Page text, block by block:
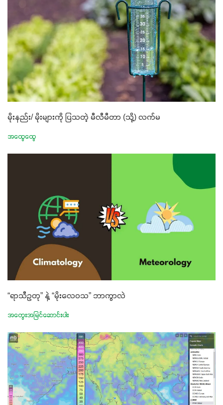
မိုးနည်း/ မိုးများကို ပြသတဲ့ မီလီမီတာ (သို့) လက်မ
အထွေထွေ
“ရာသီဥတု” နဲ့ “မိုးလေဝသ” ဘာကွာလဲ
အတွေးအမြင်ဆောင်းပါး